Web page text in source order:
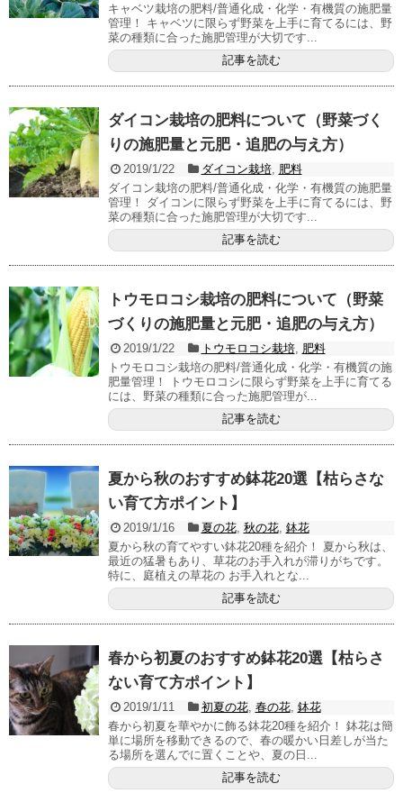
キャベツ栽培の肥料/普通化成・化学・有機質の施肥量
管理！ キャベツに限らず野菜を上手に育てるには、野
菜の種類に合った施肥管理が大切です...
記事を読む
ダイコン栽培の肥料について（野菜づく
りの施肥量と元肥・追肥の与え方）
2019/1/22 ダイコン栽培,
肥料
ダイコン栽培の肥料/普通化成・化学・有機質の施肥量
管理！ ダイコンに限らず野菜を上手に育てるには、野
菜の種類に合った施肥管理が大切です...
記事を読む
トウモロコシ栽培の肥料について（野菜
づくりの施肥量と元肥・追肥の与え方）
2019/1/22 トウモロコシ栽培,
肥料
トウモロコシ栽培の肥料/普通化成・化学・有機質の施
肥量管理！ トウモロコシに限らず野菜を上手に育てる
には、野菜の種類に合った施肥管理が...
記事を読む
夏から秋のおすすめ鉢花20選【枯らさな
い育て方ポイント】
2019/1/16 夏の花, 秋の花, 鉢花
夏から秋の育てやすい鉢花20種を紹介！ 夏から秋は、
最近の猛暑もあり、草花のお手入れが滞りがちです。
特に、庭植えの草花の お手入れとな...
記事を読む
春から初夏のおすすめ鉢花20選【枯らさ
ない育て方ポイント】
2019/1/11 初夏の花, 春の花, 鉢花
春から初夏を華やかに飾る鉢花20種を紹介！ 鉢花は簡
単に場所を移動できるので、春の暖かい日差しが当た
る場所を選んでに置くことや、夏の日...
記事を読む